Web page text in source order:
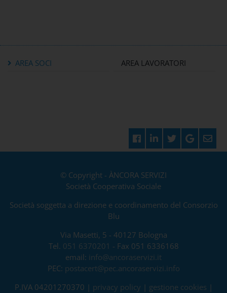
AREA SOCI AREA LAVORATORI
© Copyright - ÀNCORA SERVIZI
Società Cooperativa Sociale
Società soggetta a direzione e coordinamento del Consorzio
Blu
Via Masetti, 5 - 40127 Bologna
Tel. 051 6370201 - Fax 051 6336168
email: info@ancoraservizi.it
PEC: postacert@pec.ancoraservizi.info
P.IVA 04201270370 | privacy policy | gestione cookies |